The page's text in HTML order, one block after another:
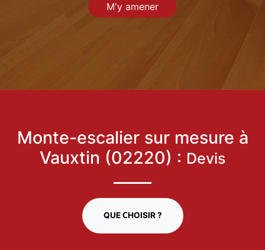
M'y amener
Monte-escalier sur mesure à
Vauxtin (02220) : Devis
QUE CHOISIR ?